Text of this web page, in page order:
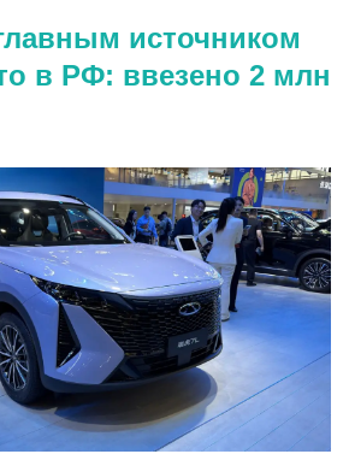
источником
в РФ: ввезено 2 млн